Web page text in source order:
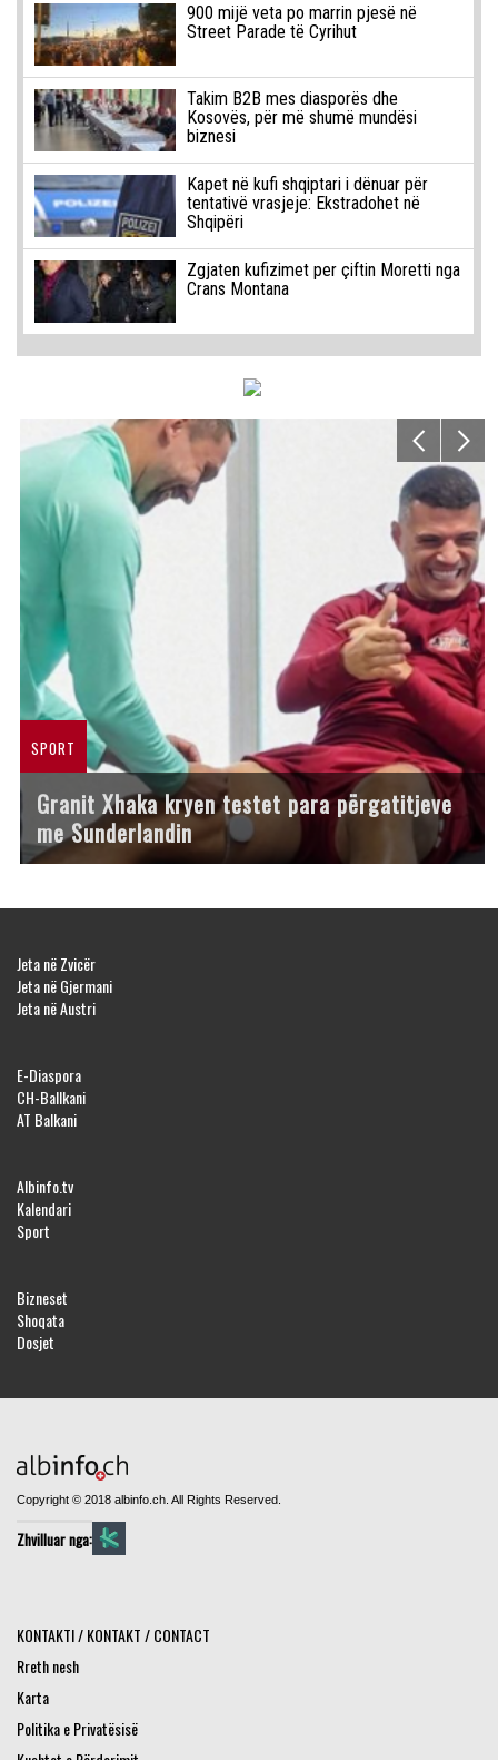
900 mijë veta po marrin pjesë në
Street Parade të Cyrihut
Takim B2B mes diasporës dhe
Kosovës, për më shumë mundësi
biznesi
Kapet në kufi shqiptari i dënuar për
tentativë vrasjeje: Ekstradohet në
Shqipëri
Zgjaten kufizimet per çiftin Moretti nga
Crans Montana
SPORT
Granit Xhaka kryen testet para përgatitjeve
me Sunderlandin
Jeta në Zvicër
Jeta në Gjermani
Jeta në Austri
E-Diaspora
CH-Ballkani
AT Balkani
Albinfo.tv
Kalendari
Sport
Bizneset
Shoqata
Dosjet
Copyright © 2018 albinfo.ch. All Rights Reserved.
Zhvilluar nga:
KONTAKTI / KONTAKT / CONTACT
Rreth nesh
Karta
Politika e Privatësisë